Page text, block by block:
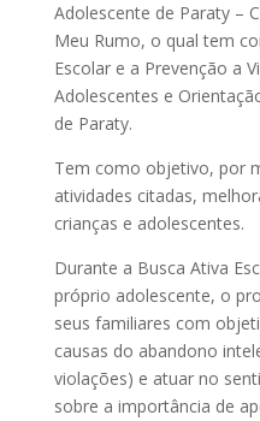
Adolescente de Paraty –
Meu Rumo, o qual tem
Escolar e a Prevenção a
Adolescentes e
de Paraty.
Tem como objetivo, por
atividades citadas,
crianças e adolescentes.
Durante a Busca Ativa
próprio adolescente, o
seus familiares com
causas do abandono
violações) e atuar no
sobre a importância de